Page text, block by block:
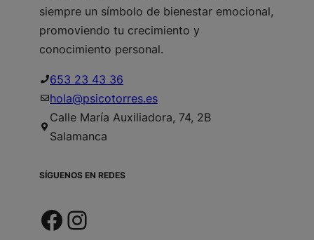
siempre un símbolo de bienestar emocional,
promoviendo tu crecimiento y
conocimiento personal.
653 23 43 36
hola@psicotorres.es
Calle María Auxiliadora, 74, 2B
Salamanca
SÍGUENOS EN REDES
Facebook
Instagram